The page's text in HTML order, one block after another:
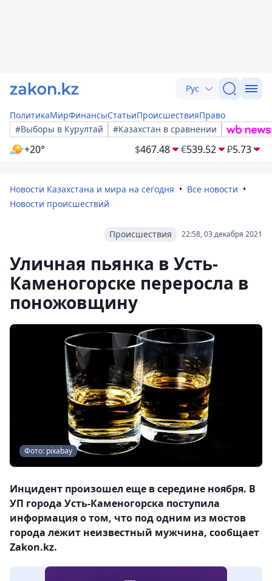
Рус
ПолитикаМирФинансыСтатьиПроисшествияПраво
#Выборы в Курултай
#Казахстан в сравнении
+20° $467.48 €539.52 ₽5.73
Новости Казахстана и мира на сегодня
Все новости
Новости происшествий
22:58, 03 декабря 2021
Происшествия
Уличная пьянка в Усть-
Каменогорске переросла в
поножовщину
Фото: pixabay
Инцидент произошел еще в середине ноября. В
УП города Усть-Каменогорска поступила
информация о том, что под одним из мостов
города лежит неизвестный мужчина, сообщает
Zakon.kz.